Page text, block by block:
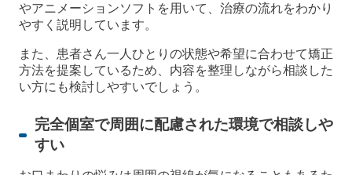
やアニメーションソフトを用いて、治療の流れをわかり
やすく説明しています。
また、患者さん一人ひとりの状態や希望に合わせて矯正
方法を提案しているため、内容を整理しながら相談した
い方にも検討しやすいでしょう。
完全個室で周囲に配慮された環境で相談しや
すい